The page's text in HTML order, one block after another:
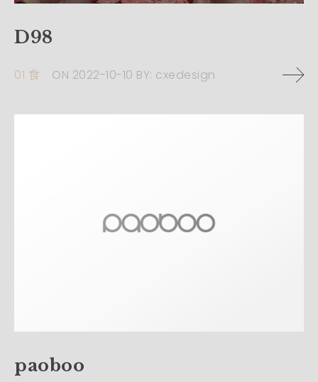
D98
01 食 ON 2022-10-10 BY: cxedesign
paoboo